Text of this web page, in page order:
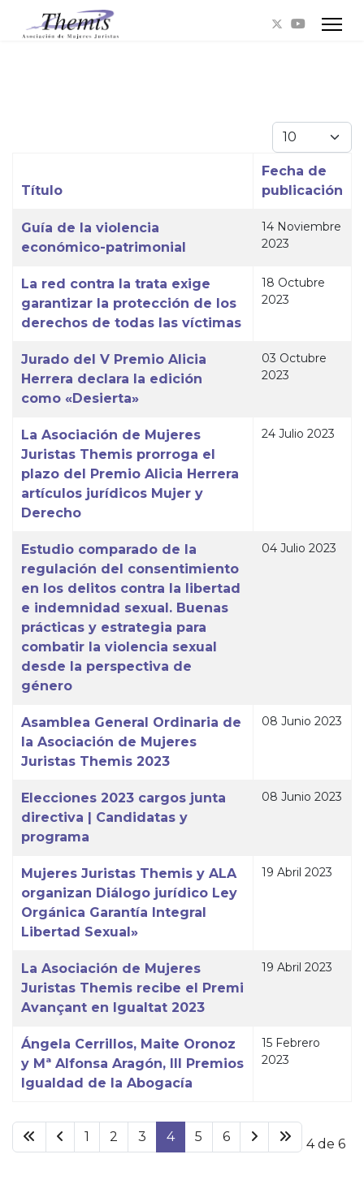
Cantidad a
Tabla de artículos
Título
Fecha de
publicación
Guía de la violencia
económico-patrimonial
14 Noviembre
2023
La red contra la trata exige
garantizar la protección de los
derechos de todas las víctimas
18 Octubre
2023
Jurado del V Premio Alicia
Herrera declara la edición
como «Desierta»
03 Octubre
2023
La Asociación de Mujeres
Juristas Themis prorroga el
plazo del Premio Alicia Herrera
artículos jurídicos Mujer y
Derecho
24 Julio 2023
Estudio comparado de la
regulación del consentimiento
en los delitos contra la libertad
e indemnidad sexual. Buenas
prácticas y estrategia para
combatir la violencia sexual
desde la perspectiva de
género
04 Julio 2023
Asamblea General Ordinaria de
la Asociación de Mujeres
Juristas Themis 2023
08 Junio 2023
Elecciones 2023 cargos junta
directiva | Candidatas y
programa
08 Junio 2023
Mujeres Juristas Themis y ALA
organizan Diálogo jurídico Ley
Orgánica Garantía Integral
Libertad Sexual»
19 Abril 2023
La Asociación de Mujeres
Juristas Themis recibe el Premi
Avançant en Igualtat 2023
19 Abril 2023
Ángela Cerrillos, Maite Oronoz
y Mª Alfonsa Aragón, III Premios
Igualdad de la Abogacía
15 Febrero
2023
Página 4 de 6
1 2 3 4 5 6